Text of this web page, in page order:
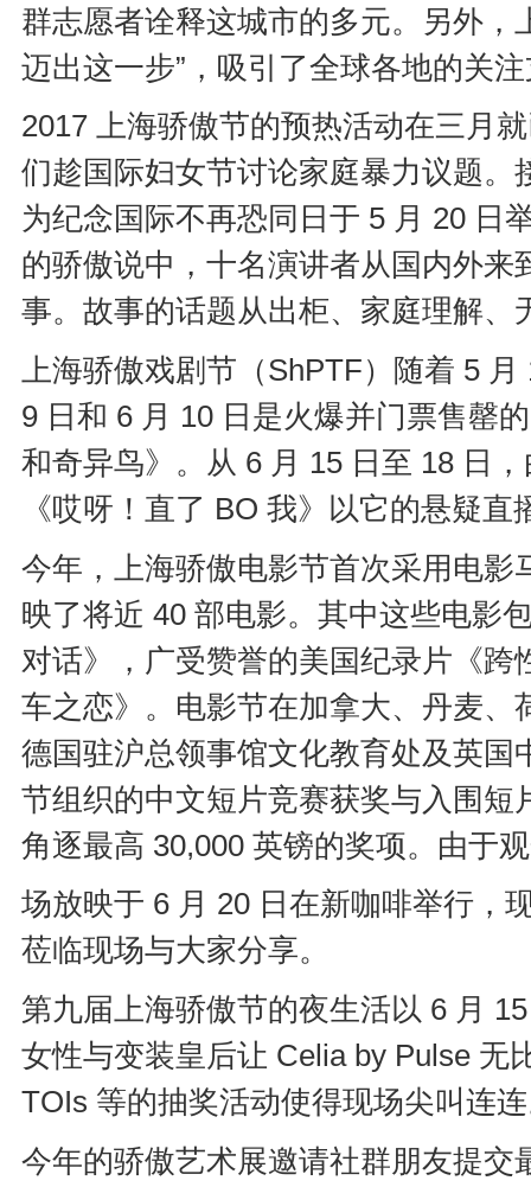
群志愿者诠释这城市的多元。另外，
迈出这一步”，吸引了全球各地的关
2017 上海骄傲节的预热活动在三月
们趁国际妇女节讨论家庭暴力议题
为纪念国际不再恐同日于 5 月 20 日
的骄傲说中，十名演讲者从国内外
事。故事的话题从出柜、家庭理解
上海骄傲戏剧节（ShPTF）随着 5
9 日和 6 月 10 日是火爆并门票售罄
和奇异鸟》。从 6 月 15 日至 18 日
《哎呀！直了 BO 我》以它的悬疑
今年，上海骄傲电影节首次采用电影
映了将近 40 部电影。其中这些电影
对话》，广受赞誉的美国纪录片《
车之恋》。电影节在加拿大、丹麦
德国驻沪总领事馆文化教育处及英
节组织的中文短片竞赛获奖与入围
角逐最高 30,000 英镑的奖项。由于
场放映于 6 月 20 日在新咖啡举行，
莅临现场与大家分享。
第九届上海骄傲节的夜生活以 6 月
女性与变装皇后让 Celia by Pulse 无
TOIs 等的抽奖活动使得现场尖叫连
今年的骄傲艺术展邀请社群朋友提